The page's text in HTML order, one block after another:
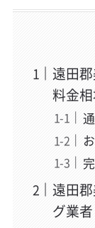
遠田
料金
遠田
グ業者